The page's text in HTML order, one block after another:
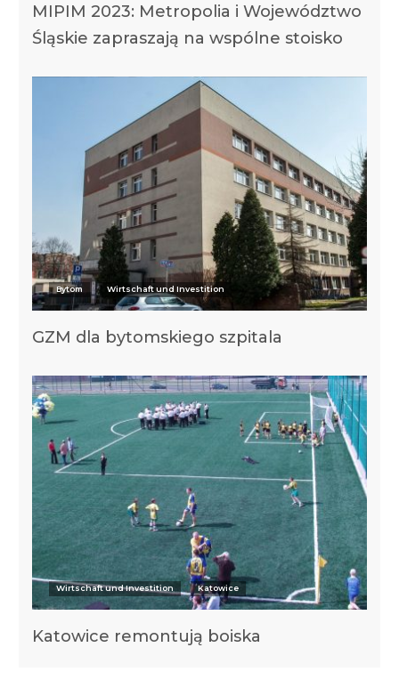
MIPIM 2023: Metropolia i Województwo
Śląskie zapraszają na wspólne stoisko
Bytom Wirtschaft und Investition
GZM dla bytomskiego szpitala
Wirtschaft und Investition Katowice
Katowice remontują boiska